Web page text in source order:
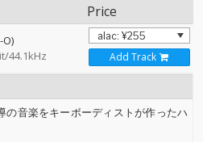
Price
44.1kHz
Add Track
の音楽をキーボーディストが作ったハ